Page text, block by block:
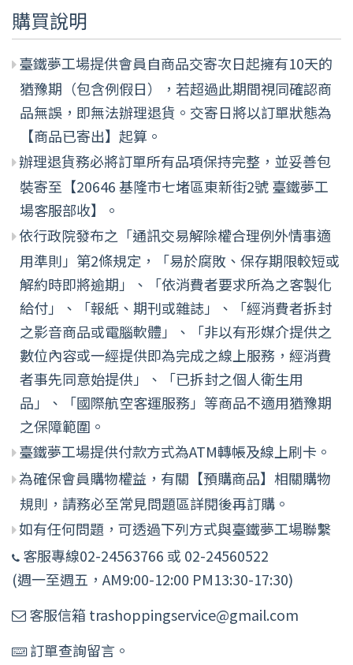
購買說明
臺鐵夢工場提供會員自商品交寄次日起擁有10天的
猶豫期（包含例假日），若超過此期間視同確認商
品無誤，即無法辦理退貨。交寄日將以訂單狀態為
【商品已寄出】起算。
辦理退貨務必將訂單所有品項保持完整，並妥善包
裝寄至【20646 基隆市七堵區東新街2號 臺鐵夢工
場客服部收】。
依行政院發布之「通訊交易解除權合理例外情事適
用準則」第2條規定，「易於腐敗、保存期限較短或
解約時即將逾期」、「依消費者要求所為之客製化
給付」、「報紙、期刊或雜誌」、「經消費者拆封
之影音商品或電腦軟體」、「非以有形媒介提供之
數位內容或一經提供即為完成之線上服務，經消費
者事先同意始提供」、「已拆封之個人衛生用
品」、「國際航空客運服務」等商品不適用猶豫期
之保障範圍。
臺鐵夢工場提供付款方式為ATM轉帳及線上刷卡。
為確保會員購物權益，有關【預購商品】相關購物
規則，請務必至常見問題區詳閱後再訂購。
如有任何問題，可透過下列方式與臺鐵夢工場聯繫
客服專線02-24563766 或 02-24560522
(週一至週五，AM9:00-12:00 PM13:30-17:30)
客服信箱 trashoppingservice@gmail.com
訂單查詢留言。